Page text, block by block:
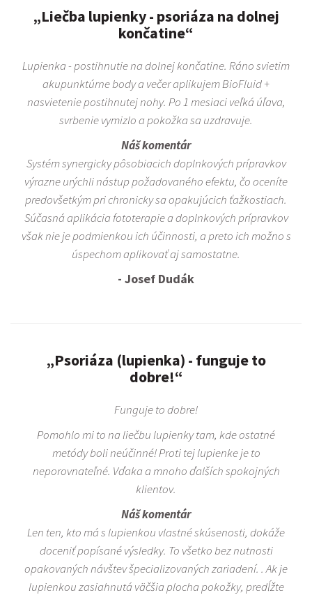
„Liečba lupienky - psoriáza na dolnej
končatine“
Lupienka - postihnutie na dolnej končatine. Ráno svietim
akupunktúrne body a večer aplikujem BioFluid +
nasvietenie postihnutej nohy. Po 1 mesiaci veľká úľava,
svrbenie vymizlo a pokožka sa uzdravuje.
Náš komentár
Systém synergicky pôsobiacich doplnkových prípravkov
výrazne urýchli nástup požadovaného efektu, čo oceníte
predovšetkým pri chronicky sa opakujúcich ťažkostiach.
Súčasná aplikácia fototerapie a doplnkových prípravkov
však nie je podmienkou ich účinnosti, a preto ich možno s
úspechom aplikovať aj samostatne.
- Josef Dudák
„Psoriáza (lupienka) - funguje to
dobre!“
Funguje to dobre!
Pomohlo mi to na liečbu lupienky tam, kde ostatné
metódy boli neúčinné! Proti tej lupienke je to
neporovnateľné. Vďaka a mnoho ďalších spokojných
klientov.
Náš komentár
Len ten, kto má s lupienkou vlastné skúsenosti, dokáže
doceniť popísané výsledky. To všetko bez nutnosti
opakovaných návštev špecializovaných zariadení. . Ak je
lupienkou zasiahnutá väčšia plocha pokožky, predĺžte